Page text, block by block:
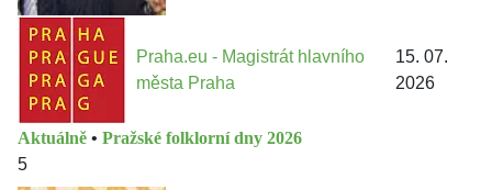
Praha.eu - Magistrát hlavního
města Praha
15. 07.
2026
Aktuálně • Pražské folklorní dny 2026
5